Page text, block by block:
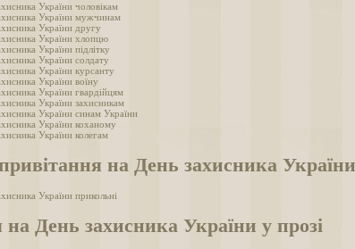
України чоловікам
України мужчинам
України другу
України хлопцю
України підлітку
України солдату
України курсанту
України воїну
України гвардійцям
України захисникам
України синам України
України коханому
України колегам
на День захисника України
України прикольні
День захисника України у прозі